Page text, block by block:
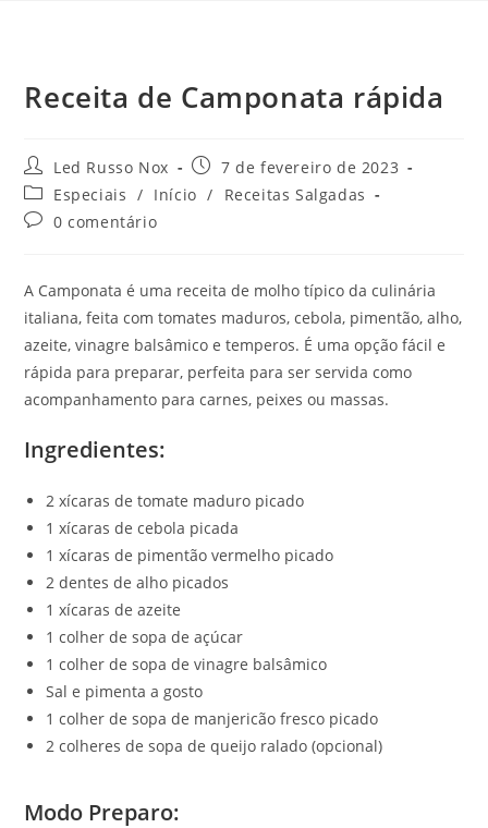
Receita de Camponata rápida
Led Russo Nox
7 de fevereiro de 2023
Especiais / Início /
Receitas Salgadas
0 comentário
A Camponata é uma receita de molho típico da culinária
italiana, feita com tomates maduros, cebola, pimentão, alho,
azeite, vinagre balsâmico e temperos. É uma opção fácil e
rápida para preparar, perfeita para ser servida como
acompanhamento para carnes, peixes ou massas.
Ingredientes:
2 xícaras de tomate maduro picado
1 xícaras de cebola picada
1 xícaras de pimentão vermelho picado
2 dentes de alho picados
1 xícaras de azeite
1 colher de sopa de açúcar
1 colher de sopa de vinagre balsâmico
Sal e pimenta a gosto
1 colher de sopa de manjericão fresco picado
2 colheres de sopa de queijo ralado (opcional)
Modo Preparo: